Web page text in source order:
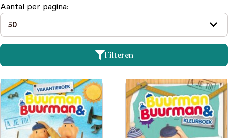
Aantal per pagina:
Filteren